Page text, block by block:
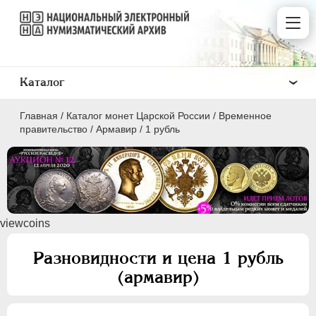
Главная / Каталог монет Царской России / Временное
правительство / Армавир / 1 рубль
viewcoins
Разновидности и цена 1 рубль
(армавир)
Каталог
ПEТР I 1699 - 1725
ЕКАТЕРИНА I
АННА ИОАННОВНА 1730-1740
ИОАНН АНТОНОВИЧ 1740-1741